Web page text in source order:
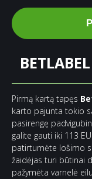
Pirmą kartą tapęs
karto pajunta tokio
pasirengę
galite gauti iki 113
patirtumėte lošimo
žaidėjas turi būtinai
pažymėta varnelė